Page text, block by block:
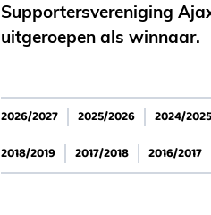
Supportersvereniging
uitgeroepen als winnaar.
2026/2027 2025/2026 2024/2025
2018/2019
2017/2018 2016/2017